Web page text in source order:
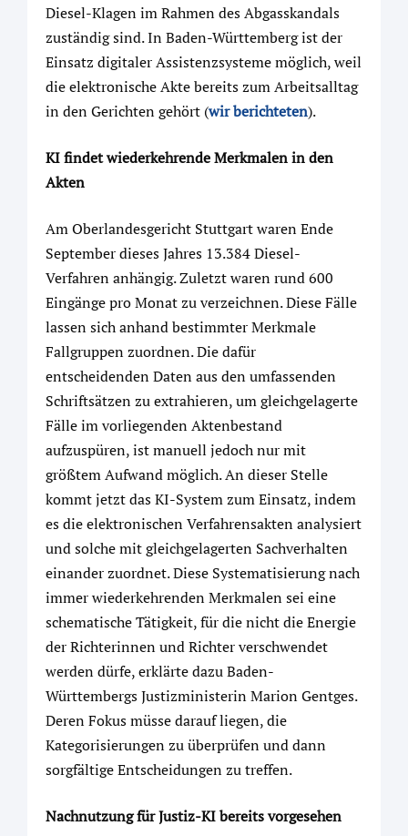
Diesel-Klagen im Rahmen des Abgasskandals
zuständig sind. In Baden-Württemberg ist der
Einsatz digitaler Assistenzsysteme möglich, weil
die elektronische Akte bereits zum Arbeitsalltag
in den Gerichten gehört (wir berichteten).
KI findet wiederkehrende Merkmalen in den
Akten
Am Oberlandesgericht Stuttgart waren Ende
September dieses Jahres 13.384 Diesel-
Verfahren anhängig. Zuletzt waren rund 600
Eingänge pro Monat zu verzeichnen. Diese Fälle
lassen sich anhand bestimmter Merkmale
Fallgruppen zuordnen. Die dafür
entscheidenden Daten aus den umfassenden
Schriftsätzen zu extrahieren, um gleichgelagerte
Fälle im vorliegenden Aktenbestand
aufzuspüren, ist manuell jedoch nur mit
größtem Aufwand möglich. An dieser Stelle
kommt jetzt das KI-System zum Einsatz, indem
es die elektronischen Verfahrensakten analysiert
und solche mit gleichgelagerten Sachverhalten
einander zuordnet. Diese Systematisierung nach
immer wiederkehrenden Merkmalen sei eine
schematische Tätigkeit, für die nicht die Energie
der Richterinnen und Richter verschwendet
werden dürfe, erklärte dazu Baden-
Württembergs Justizministerin Marion Gentges.
Deren Fokus müsse darauf liegen, die
Kategorisierungen zu überprüfen und dann
sorgfältige Entscheidungen zu treffen.
Nachnutzung für Justiz-KI bereits vorgesehen